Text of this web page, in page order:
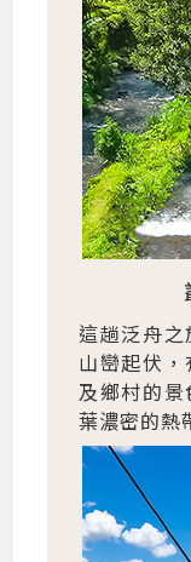
這趟泛舟
山巒起伏
及鄉村的
葉濃密的熱